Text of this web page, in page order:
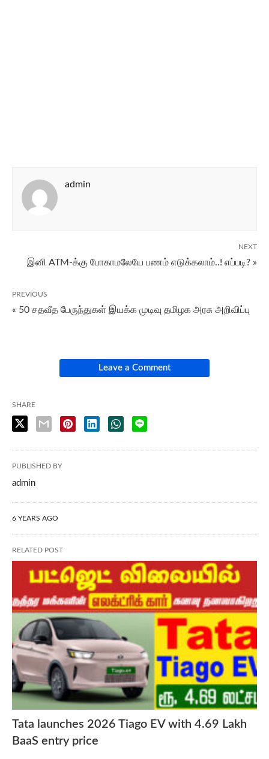
admin
NEXT
இனி ATM-க்கு போகாமலேயே பணம் எடுக்கலாம்..! எப்படி? »
PREVIOUS
« 50 சதவீத பேருந்துகள் இயக்க முடிவு தமிழக அரசு அறிவிப்பு
Leave a Comment
SHARE
PUBLISHED BY
admin
6 YEARS AGO
RELATED POST
Tata launches 2026 Tiago EV with 4.69 Lakh
BaaS entry price